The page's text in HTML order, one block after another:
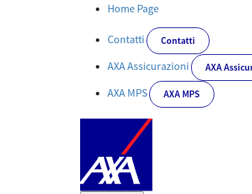
AXA Italia: leader mondiale nel settore della
Home Page
Contatti Contatti
AXA Assicurazioni AXA
AXA MPS AXA MPS